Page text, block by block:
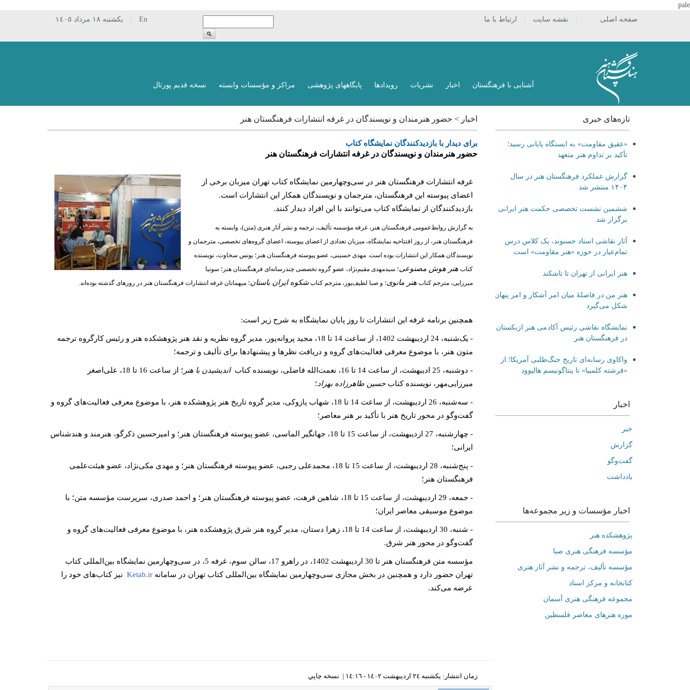
pale
يکشنبه ١٨ مرداد ١٤٠٥
En ارتباط با ما نقشه سایت صفحه اصلی
آشنایی با فرهنگستان اخبار نشریات رویدادها پایگاههای پژوهشی مراکز و مؤسسات وابسته نسخه قدیم پورتال
اخبار > حضور هنرمندان و نویسندگان در غرفه انتشارات فرهنگستان هنر
برای دیدار با بازدیدکنندگان نمایشگاه کتاب
حضور هنرمندان و نویسندگان در غرفه انتشارات فرهنگستان هنر
غرفه انتشارات فرهنگستان هنر در سی‌وچهارمین نمایشگاه کتاب تهران میزبان برخی از
اعضای پیوسته این فرهنگستان، مترجمان و نویسندگان همکار این انتشارات است.
بازدیدکنندگان از نمایشگاه کتاب می‌توانند با این افراد دیدار کنند.
به گزارش روابط‌عمومی فرهنگستان هنر، غرفه مؤسسه تألیف، ترجمه و نشر آثار هنری (متن)، وابسته به
فرهنگستان هنر، از روز افتتاحیه نمایشگاه، میزبان تعدادی از اعضای پیوسته، اعضای گروه‌های تخصصی، مترجمان و
نویسندگان همکار این انتشارات بوده است. مهدی حسینی، عضو پیوسته فرهنگستان هنر؛ یونس سخاوت، نویسنده
کتاب هنر هوش مصنوعی؛ سیدمهدی مقیم‌نژاد، عضو گروه تخصصی چندرسانه‌ای فرهنگستان هنر؛ سونیا
میرزایی، مترجم کتاب هنر مانوی؛ و صبا لطیف‌پور، مترجم کتابشکوه ایران باستان؛ میهمانان غرفه انتشارات فرهنگستان هنر در روزهای گذشته بوده‌اند.
همچنین برنامه غرفه این انتشارات تا روز پایان نمایشگاه به شرح زیر است:
- یک‌شنبه، 24 اردیبهشت 1402، از ساعت 14 تا ۱8، مجید پروانه‌پور، مدیر گروه نظریه و نقد هنر پژوهشکده هنر و رئیس کارگروه ترجمه
متون هنر، با موضوع معرفی فعالیت‌های گروه و دریافت نظرها و پیشنهادها برای تألیف و ترجمه؛
- دوشنبه، 25 ادیبهشت، از ساعت 14 تا 16، نعمت‌الله فاضلی، نویسنده کتاب اندیشیدن با هنر
؛ از ساعت 16 تا 18، علی‌اصغر
میرزایی‌مهر، نویسنده کتاب حسین طاهرزاده بهزاد؛
- سه‌شنبه، 26 اردیبهشت، از ساعت 14
تا 18، شهاب پازوکی، مدیر گروه تاریخ هنر پژوهشکده هنر، با موضوع معرفی فعالیت‌های گروه و
گفت‌وگو در محور تاریخ هنر با تأکید بر هنر معاصر؛
- چهارشنبه، 27 اردیبهشت، از ساعت 15
تا 18، جهانگیر الماسی، عضو پیوسته فرهنگستان هنر؛ و امیرحسین ذکرگو، هنرمند و هندشناس
ایرانی؛
-
پنج‌شنبه، 28 اردیبهشت، از ساعت 15 تا 18، محمدعلی رجبی، عضو پیوسته فرهنگستان هنر؛ و مهدی مکی‌نژاد، عضو هیئت‌علمی
فرهنگستان هنر؛
-
جمعه، 29 اردیبهشت، از ساعت 15 تا 18، شاهین فرهت، عضو پیوسته فرهنگستان هنر؛ و احمد صدری، سرپرست مؤسسه متن؛ با
موضوع موسیقی معاصر ایران؛
-
شنبه، 30 اردیبهشت، از ساعت 14 تا 18، زهرا دستان، مدیر گروه هنر شرق پژوهشکده هنر، با موضوع معرفی فعالیت‌های گروه و
گفت‌وگو در محور هنر شرق.
مؤسسه متن فرهنگستان هنر تا 30 اردیبهشت 1402، در راهرو 17، سالن سوم، غرفه 5، در سی‌وچهارمین نمایشگاه بین‌المللی کتاب
تهران حضور دارد و همچنین در بخش مجازی سی‌وچهارمین نمایشگاه بین‌المللی کتاب تهران در سامانه Ketab.ir نیز کتاب‌‌های خود را
عرضه می‌کند.
زمان انتشار: يکشنبه ٢٤ ارديبهشت ١٤٠٢ - ١٤:١٦ | نسخه چاپي
تازه‌های خبری
«عقیق مقاومت» به ایستگاه پایانی رسید؛
تأکید بر تداوم هنر متعهد
گزارش عملکرد فرهنگستان هنر در سال
۱۴۰۴ منتشر شد
ششمین نشست تخصصی حکمت هنر ایرانی
برگزار شد
آثار نقاشی استاد حسنوند، یک کلاس درس
تمام‌عیار در حوزه «هنر مقاومت» است
هنر ایرانی از تهران تا تاشکند
هنر من در فاصلۀ میان امر آشکار و امر پنهان
شکل می‌گیرد
نمایشگاه نقاشی رئیس آکادمی هنر ازبکستان
در فرهنگستان هنر
واکاوی رسانه‌ای تاریخ جنگ‌طلبی آمریکا؛ از
«فرشته کلمبیا» تا پنتاگونیسم هالیوود
اخبار
خبر
گزارش
گفت‌وگو
یادداشت
اخبار مؤسسات و زیر مجموعه‌ها
پژوهشکده هنر
مؤسسه فرهنگی هنری صبا
مؤسسه تألیف، ترجمه و نشر آثار هنری
کتابخانه و مرکز اسناد
مجموعه فرهنگی هنری آسمان
موزه هنرهای‌ معاصر فلسطین